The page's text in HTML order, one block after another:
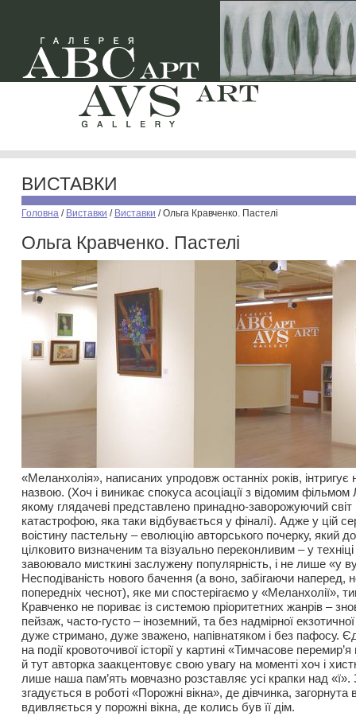
ВИСТАВКИ
Головна / Виставки / Виставки /Ольга Кравченко. Пастелі
Ольга Кравченко. Пастелі
«Меланхолія», написаних упродовж останніх років,
назвою. (Хоч і виникає спокуса асоціації з відомим
якому глядачеві представлено принадно-заворожуючий
катастрофою, яка таки відбувається у фіналі). Адже у цій
воістину пастельну – еволюцію авторського почерку, який
цілковито визначеним та візуально переконливим – у
завоювало мисткині заслужену популярність, і не лише «у
Несподіваність нового бачення (а воно, забігаючи наперед,
попередніх чеснот), яке ми спостерігаємо у «Меланхолії»,
Кравченко не пориває із системою пріоритетних жанрів –
пейзаж, часто-густо – іноземний, та без надмірної
дуже стримано, дуже зважено, напівнатяком і без пафосу.
на події кровоточивої історії у картині «Тимчасове
й тут авторка заакцентовує свою увагу на моменті хоч і
лише наша пам’ять мовчазно розставляє усі крапки над «ї».
згадується в роботі «Порожні вікна», де дівчинка, загорнута
вдивляється у порожні вікна, де колись був її дім.